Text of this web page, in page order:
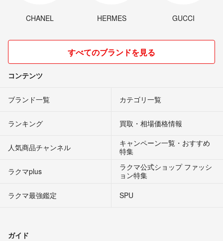
CHANEL HERMES GUCCI
すべてのブランドを見る
コンテンツ
ブランド一覧 カテゴリ一覧
ランキング 買取・相場価格情報
人気商品チャンネル
キャンペーン一覧・おすすめ
特集
ラクマplus
ラクマ公式ショップ ファッシ
ョン特集
ラクマ最強鑑定
SPU
ガイド